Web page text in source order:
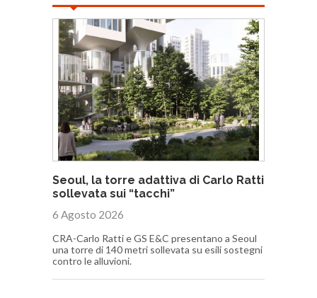
Seoul, la torre adattiva di Carlo Ratti
sollevata sui “tacchi”
6 Agosto 2026
CRA-Carlo Ratti e GS E&C presentano a Seoul
una torre di 140 metri sollevata su esili sostegni
contro le alluvioni.